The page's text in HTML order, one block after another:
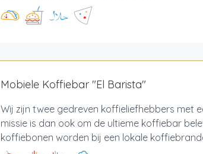
Mobiele Koffiebar "El Barista"
Wij zijn twee gedreven koffieliefhebbers met
missie is dan ook om de ultieme koffiebar
koffiebonen worden bij een lokale